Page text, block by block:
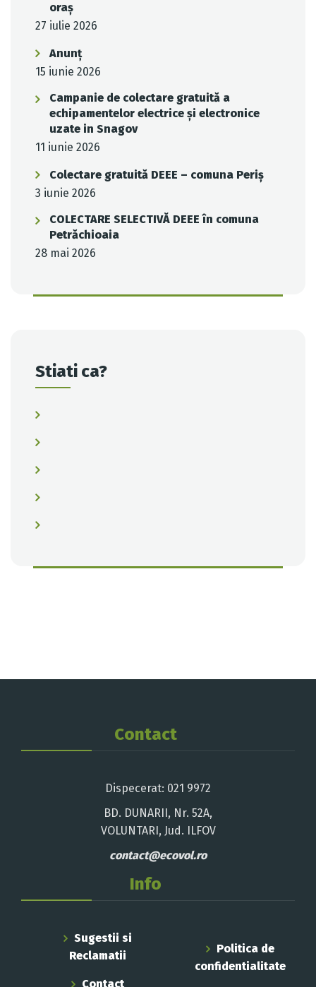
oraș
27 iulie 2026
Anunț
15 iunie 2026
Campanie de colectare gratuită a
echipamentelor electrice și electronice
uzate in Snagov
11 iunie 2026
Colectare gratuită DEEE – comuna Periș
3 iunie 2026
COLECTARE SELECTIVĂ DEEE în comuna
Petrăchioaia
28 mai 2026
Stiati ca?
Contact
Dispecerat: 021 9972
BD. DUNARII, Nr. 52A,
VOLUNTARI, Jud. ILFOV
contact@ecovol.ro
Info
Sugestii si
Reclamatii
Contact
Politica de
confidentialitate